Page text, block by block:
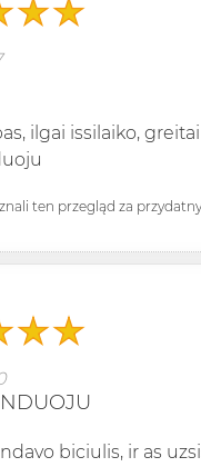
ilgai issilaiko,
ten przegląd za
biciulis, ir as